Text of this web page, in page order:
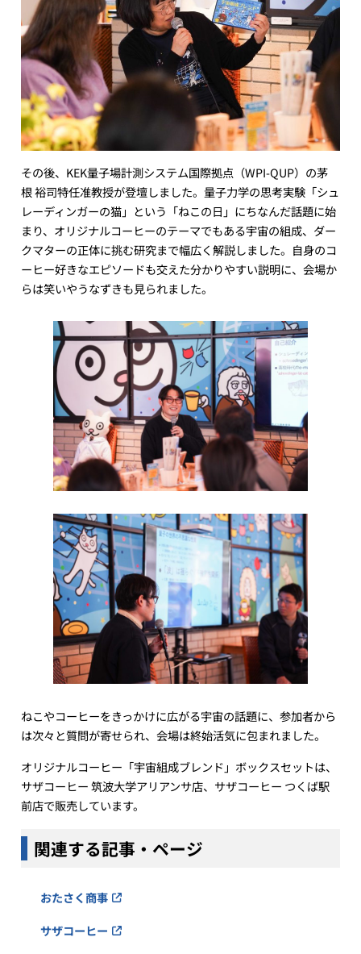
その後、KEK量子場計測システム国際拠点（WPI-QUP）の茅
根 裕司特任准教授が登壇しました。量子力学の思考実験「シュ
レーディンガーの猫」という「ねこの日」にちなんだ話題に始
まり、オリジナルコーヒーのテーマでもある宇宙の組成、ダー
クマターの正体に挑む研究まで幅広く解説しました。自身のコ
ーヒー好きなエピソードも交えた分かりやすい説明に、会場か
らは笑いやうなずきも見られました。
ねこやコーヒーをきっかけに広がる宇宙の話題に、参加者から
は次々と質問が寄せられ、会場は終始活気に包まれました。
オリジナルコーヒー「宇宙組成ブレンド」ボックスセットは、
サザコーヒー 筑波大学アリアンサ店、サザコーヒー つくば駅
前店で販売しています。
関連する記事・ページ
おたさく商事
サザコーヒー